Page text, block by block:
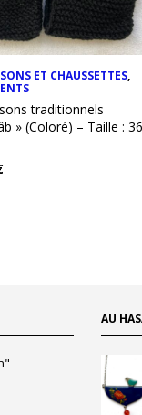
ET CHAUSSETTES,
traditionnels
» (Coloré) – Taille :
AU